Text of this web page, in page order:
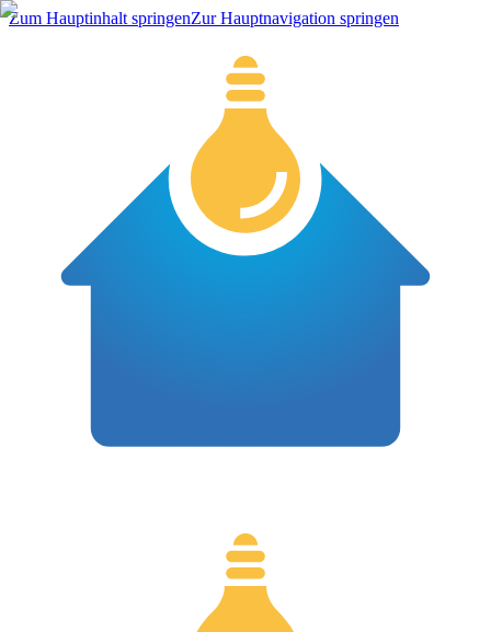
Zum Hauptinhalt springenZur Hauptnavigation springen